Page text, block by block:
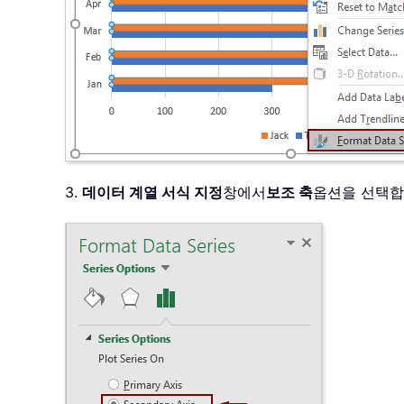
3. 데이터 계열 서식 지정창에서보조 축옵션을 선택